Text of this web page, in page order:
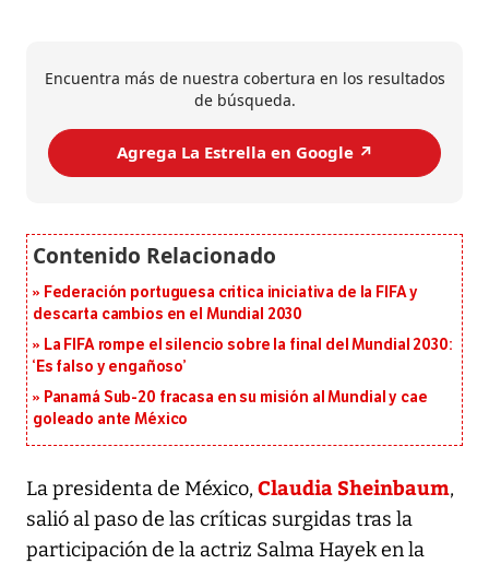
Encuentra más de nuestra cobertura en los resultados
de búsqueda.
Agrega La Estrella en Google ↗️
Federación portuguesa critica iniciativa de la FIFA y
descarta cambios en el Mundial 2030
La FIFA rompe el silencio sobre la final del Mundial 2030:
‘Es falso y engañoso’
Panamá Sub-20 fracasa en su misión al Mundial y cae
goleado ante México
La presidenta de México, Claudia Sheinbaum,
salió al paso de las críticas surgidas tras la
participación de la actriz Salma Hayek en la